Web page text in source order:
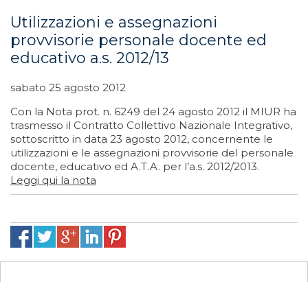
Utilizzazioni e assegnazioni
provvisorie personale docente ed
educativo a.s. 2012/13
sabato 25 agosto 2012
Con la Nota prot. n. 6249 del 24 agosto 2012 il MIUR ha
trasmesso il Contratto Collettivo Nazionale Integrativo,
sottoscritto in data 23 agosto 2012, concernente le
utilizzazioni e le assegnazioni provvisorie del personale
docente, educativo ed A.T.A. per l’a.s. 2012/2013.
Leggi qui la nota